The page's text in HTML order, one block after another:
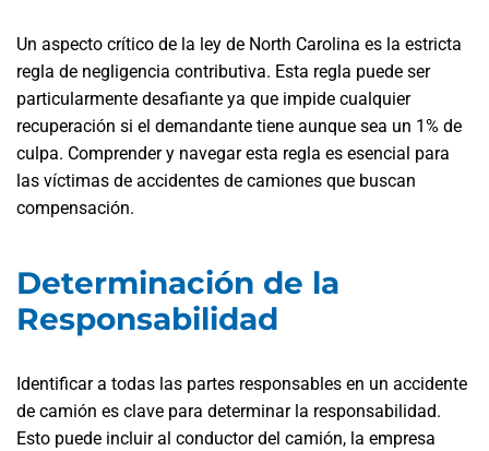
Un aspecto crítico de la ley de North Carolina es la estricta
regla de negligencia contributiva. Esta regla puede ser
particularmente desafiante ya que impide cualquier
recuperación si el demandante tiene aunque sea un 1% de
culpa. Comprender y navegar esta regla es esencial para
las víctimas de accidentes de camiones que buscan
compensación.
Determinación de la
Responsabilidad
Identificar a todas las partes responsables en un accidente
de camión es clave para determinar la responsabilidad.
Esto puede incluir al conductor del camión, la empresa